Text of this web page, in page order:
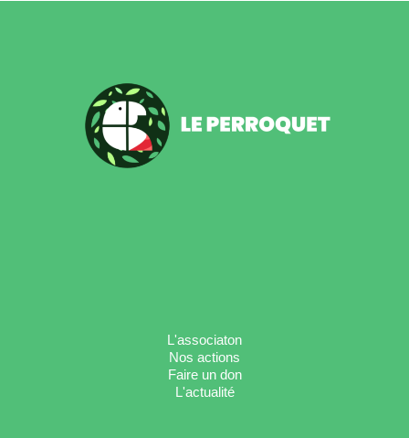
L'associaton
Nos actions
Faire un don
L'actualité